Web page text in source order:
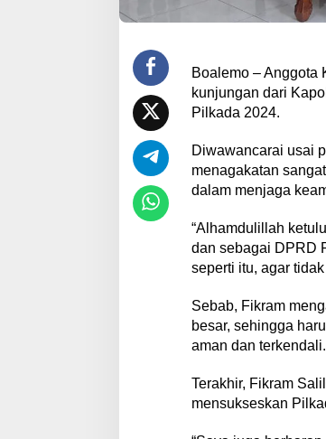
Boalemo – Anggota
kunjungan dari
Pilkada 2024.
Diwawancarai usai
menagakatan
dalam menjaga
“Alhamdulillah
dan sebagai DPRD
seperti itu, agar
Sebab, Fikram
besar, sehingga
aman dan terkendali.
Terakhir, Fikram
mensukseskan